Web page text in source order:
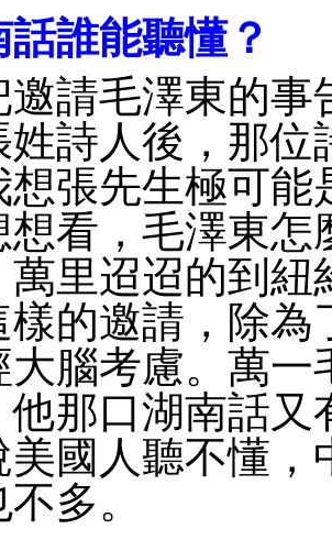
誰能聽懂？
邀請毛澤東的事
姓詩人後，那位
想張先生極可能
想看，毛澤東怎
萬里迢迢的到紐
樣的邀請，除為
大腦考慮。萬一
他那口湖南話又
美國人聽不懂，
多。